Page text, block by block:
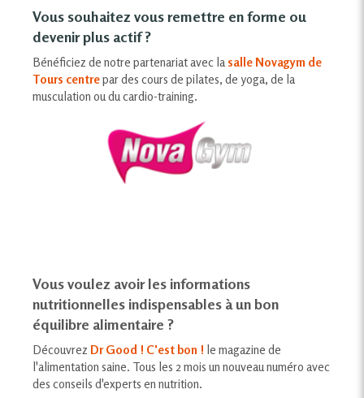
Vous souhaitez vous remettre en forme ou
devenir plus actif ?
Bénéficiez de notre partenariat avec la salle Novagym de
Tours centrepar des cours de pilates, de yoga, de la
musculation ou du cardio-training.
Vous voulez avoir les informations
nutritionnelles indispensables à un bon
équilibre alimentaire ?
Découvrez Dr Good ! C'est bon ! le magazine de
l'alimentation saine. Tous les 2 mois un nouveau numéro avec
des conseils d'experts en nutrition.